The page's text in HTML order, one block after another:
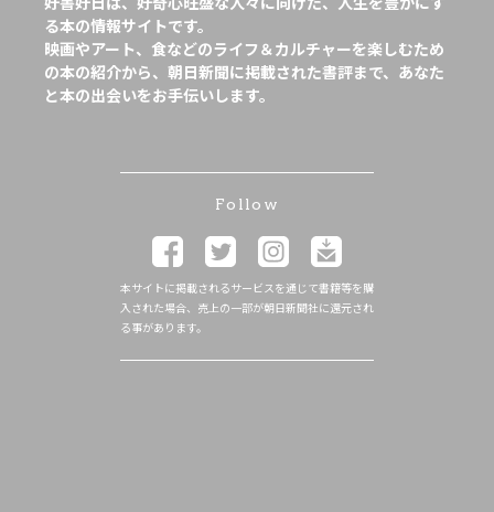
る本の情報サイトです。
映画やアート、食などのライフ＆カルチャーを楽しむため
の本の紹介から、朝日新聞に掲載された書評まで、あなた
と本の出会いをお手伝いします。
Follow
本サイトに掲載されるサービスを通じて書籍等を購
入された場合、売上の一部が朝日新聞社に還元され
る事があります。